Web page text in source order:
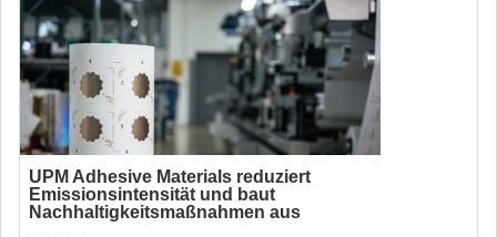
UPM Adhesive Materials reduziert
Emissionsintensität und baut
Nachhaltigkeitsmaßnahmen aus